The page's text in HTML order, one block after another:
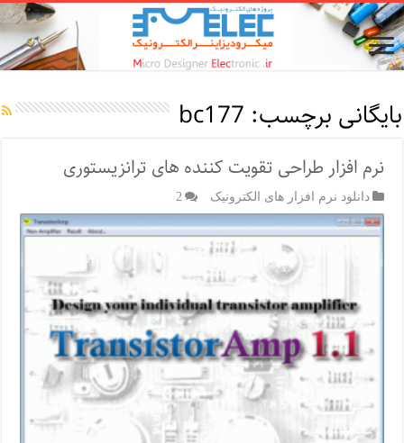
بایگانی برچسب: bc177
نرم افزار طراحی تقویت کننده های ترانزیستوری
دانلود نرم افزار های الکترونیک 2